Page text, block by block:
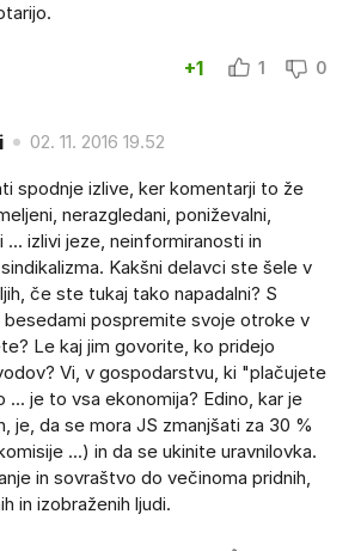
+1 1 0
02. 11. 2016 19.52
spodnje izlive, ker komentarji to že
nerazgledani, poniževalni,
... izlivi jeze, neinformiranosti in
Kakšni delavci ste šele v
če ste tukaj tako napadalni? S
besedami pospremite svoje otroke v
Le kaj jim govorite, ko pridejo
Vi, v gospodarstvu, ki "plačujete
... je to vsa ekonomija? Edino, kar je
je, da se mora JS zmanjšati za 30 %
...) in da se ukinite uravnilovka.
in sovraštvo do večinoma pridnih,
in izobraženih ljudi.